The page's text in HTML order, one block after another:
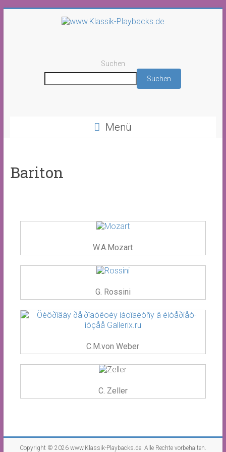
Suchen
Suchen
Menü
Bariton
W.A.Mozart
G. Rossini
C.M.von Weber
C. Zeller
Copyright © 2026 www.Klassik-Playbacks.de. Alle Rechte vorbehalten.